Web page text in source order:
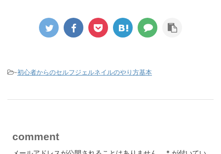
-初心者からのセルフジェルネイルのやり方基本
comment